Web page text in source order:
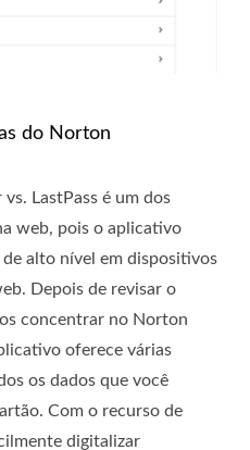
do Norton
LastPass é um dos
web, pois o aplicativo
alto nível em dispositivos
Depois de revisar o
concentrar no Norton
oferece várias
os dados que você
Com o recurso de
digitalizar